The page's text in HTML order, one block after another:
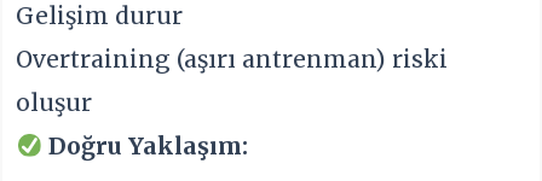
Gelişim durur
Overtraining (aşırı antrenman) riski
oluşur
Doğru Yaklaşım: